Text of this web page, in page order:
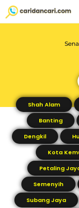
Shah Alam
Banting
Dengkil
Kota
Petaling
Semenyih
Subang Jaya